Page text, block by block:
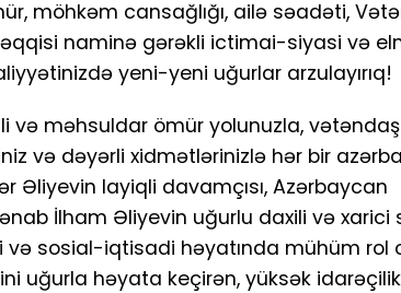
möhkəm cansağlığı, ailə səadəti,
naminə gərəkli ictimai-siyasi və
yeni-yeni uğurlar arzulayırıq!
və məhsuldar ömür yolunuzla, vətəndaş
və dəyərli xidmətlərinizlə hər bir
Əliyevin layiqli davamçısı, Azərbaycan
İlham Əliyevin uğurlu daxili və xarici
sosial-iqtisadi həyatında mühüm rol
uğurla həyata keçirən, yüksək idarəçilik